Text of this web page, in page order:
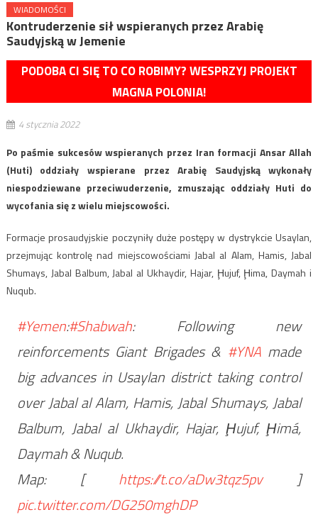
WIADOMOŚCI
Kontruderzenie sił wspieranych przez Arabię
Saudyjską w Jemenie
PODOBA CI SIĘ TO CO ROBIMY? WESPRZYJ PROJEKT
MAGNA POLONIA!
4 stycznia 2022
Po paśmie sukcesów wspieranych przez Iran formacji Ansar Allah
(Huti) oddziały wspierane przez Arabię Saudyjską wykonały
niespodziewane przeciwuderzenie, zmuszając oddziały Huti do
wycofania się z wielu miejscowości.
Formacje prosaudyjskie poczyniły duże postępy w dystrykcie Usaylan,
przejmując kontrolę nad miejscowościami Jabal al Alam, Hamis, Jabal
Shumays, Jabal Balbum, Jabal al Ukhaydir, Hajar, Ḩujuf, Ḩima, Daymah i
Nuqub.
#Yemen:#Shabwah: Following new
reinforcements Giant Brigades & #YNAmade
big advances in Usaylan district taking control
over Jabal al Alam, Hamis, Jabal Shumays, Jabal
Balbum, Jabal al Ukhaydir, Hajar, Ḩujuf, Ḩimá,
Daymah & Nuqub.
Map: [ https://t.co/aDw3tqz5pv]
pic.twitter.com/DG250mghDP